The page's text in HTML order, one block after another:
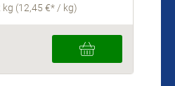
Inhalt: 0.2 kg (12,45 €* / kg)